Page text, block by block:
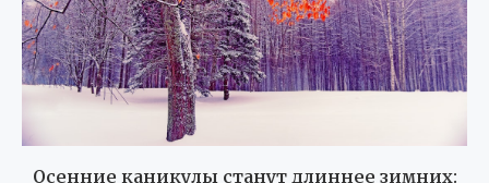
Осенние каникулы станут длиннее зимних: